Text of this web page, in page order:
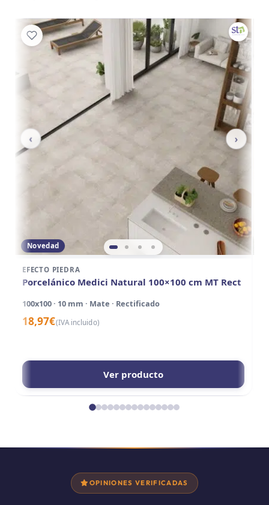
Novedad
‹ ›
EFECTO PIEDRA
Porcelánico Medici Natural 100×100 cm MT Rect
100x100 · 10 mm · Mate · Rectificado
18,97€(IVA incluido)
Ver producto
OPINIONES VERIFICADAS